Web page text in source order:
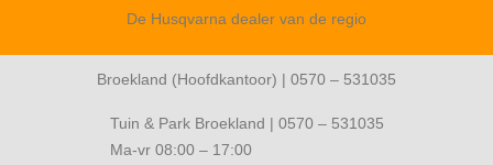
De Husqvarna dealer van de regio
Broekland (Hoofdkantoor) | 0570 – 531035
Tuin & Park Broekland | 0570 – 531035
Ma-vr 08:00 – 17:00